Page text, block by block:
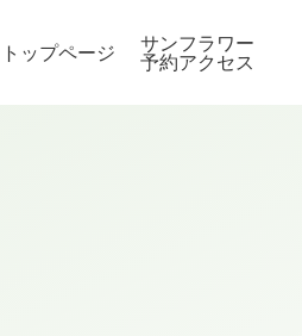
トップページ サンフラワー
予約アクセス